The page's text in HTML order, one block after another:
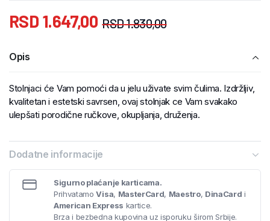
RSD1.830,00
RSD 1.647,00
Opis
Stolnjaci će Vam pomoći da u jelu uživate svim čulima. Izdržljiv,
kvalitetan i estetski savrsen, ovaj stolnjak ce Vam svakako
ulepšati porodične ručkove, okupljanja, druženja.
Dodatne informacije
Sigurno plaćanje karticama.
PrihvatamoVisa, MasterCard, Maestro, DinaCard i
American Express kartice.
Brza i bezbedna kupovina uz isporuku širom Srbije.